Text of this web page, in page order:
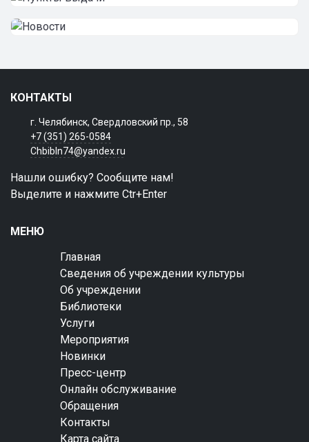
КОНТАКТЫ
г. Челябинск, Свердловский пр., 58
+7 (351) 265-0584
Chbibln74@yandex.ru
Нашли ошибку? Сообщите нам!
Выделите и нажмите Ctr+Enter
МЕНЮ
Главная
Сведения об учреждении культуры
Об учреждении
Библиотеки
Услуги
Мероприятия
Новинки
Пресс-центр
Онлайн обслуживание
Обращения
Контакты
Карта сайта